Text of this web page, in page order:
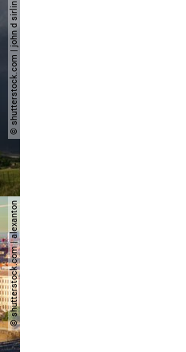
© shutterstock.com | john d sirlin
© shutterstock.com | alexanton